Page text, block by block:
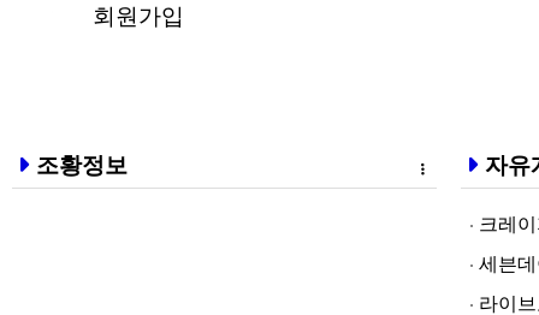
회원가입
조황정보 자유
크레이지
세븐데이
라­이브토­